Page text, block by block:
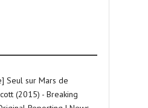
Seul sur Mars de
(2015) - Breaking